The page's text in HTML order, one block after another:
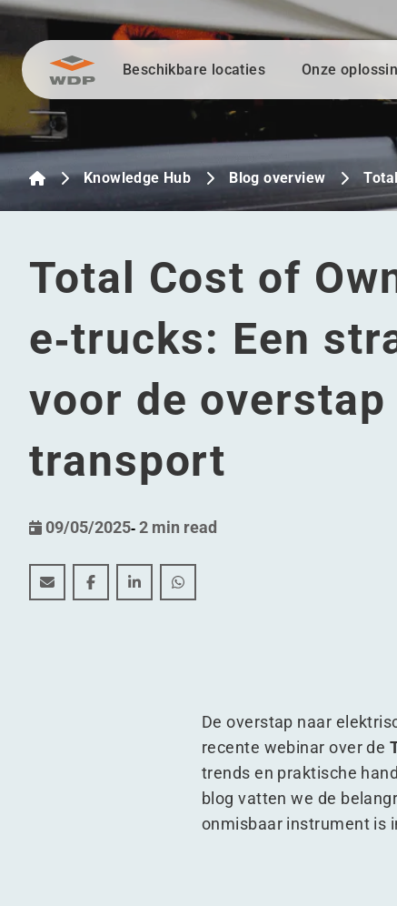
Ga naar inhoudBeschikbare locaties Onze
Knowledge Hub Blog overview
Total Cost of
e‑trucks: Een
voor de
transport
09/05/2025-2 min read
Total Cost of Ownership (TCO) van e-trucks: Een
Total Cost of Ownership (TCO) van e-
Total Cost of Ownership (TCO) van
Total Cost of Ownership (TCO)
De overstap naar
recente webinar over de
trends en praktische
blog vatten we de
onmisbaar instrument is